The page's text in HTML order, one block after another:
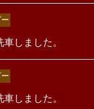
しました。
しました。